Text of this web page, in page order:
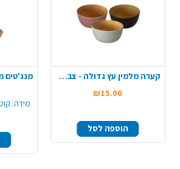
קערה מלמין עץ גדולה - צבע משתנה
₪15.00
הוספה לסל
מידה: